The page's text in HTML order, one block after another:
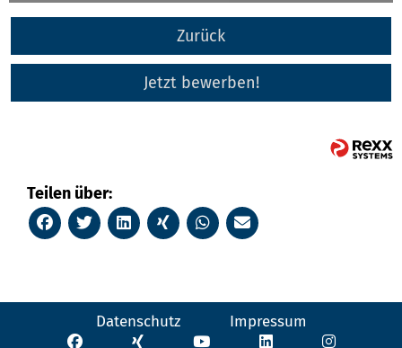
Zurück
Jetzt bewerben!
Teilen über:
Datenschutz Impressum